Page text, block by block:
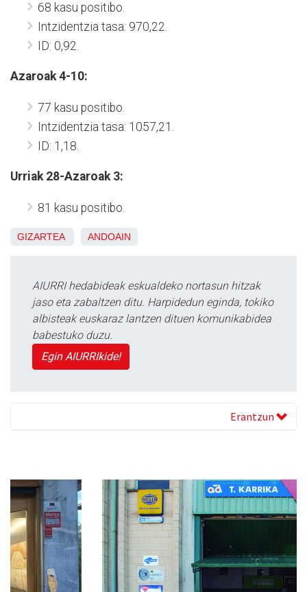
68 kasu positibo.
Intzidentzia tasa: 970,22.
ID: 0,92.
Azaroak 4-10:
77 kasu positibo.
Intzidentzia tasa: 1057,21.
ID: 1,18.
Urriak 28-Azaroak 3:
81 kasu positibo.
GIZARTEA ANDOAIN
AIURRI hedabideak eskualdeko nortasun hitzak
jaso eta zabaltzen ditu. Harpidedun eginda, tokiko
albisteak euskaraz lantzen dituen komunikabidea
babestuko duzu.
Egin AIURRIkide!
Erantzun